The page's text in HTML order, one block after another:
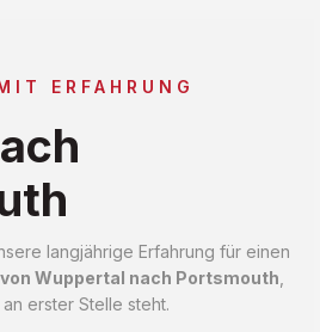
ERFAHRUNG
langjährige Erfahrung für einen
Wuppertal nach Portsmouth
erster Stelle steht.